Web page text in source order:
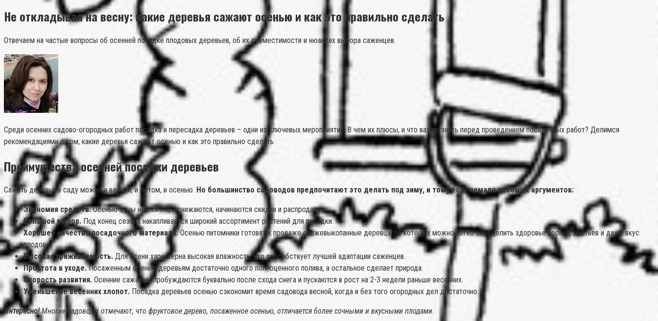
Не откладывая на весну: какие деревья сажают осенью и как это правильно сделать
Отвечаем на частые вопросы об осенней посадке плодовых деревьев, об их совместимости и нюансах выбора саженцев.
Среди осенних садово-огородных работ посадка и пересадка деревьев – одни из ключевых мероприятий. В чем их плюсы, и что важно знать перед проведением посадочных работ? Делимся
рекомендациями о том, какие деревья сажают осенью и как это правильно сделать.
Преимущества осенней посадки деревьев
Сажать деревья в саду можно и весной, и летом, и осенью. Но большинство садоводов предпочитают это делать под зиму, и тому есть немало весомых аргументов:
Экономия средств.Осенью цены на саженцы снижаются, начинаются скидки и распродажи.
Большой выбор. Под конец сезона накапливается широкий ассортимент растений для посадки.
Хорошее качество посадочного материала.Осенью питомники готовят к продаже свежевыкопанные деревца, по которых можно легко определить здоровье корней, листьев и даже вкус
плодов.
Высокая приживаемость. Для осени характерна высокая влажность, что способствует лучшей адаптации саженцев.
Простота в уходе.Посаженным осенью деревьям достаточно одного полноценного полива, а остальное сделает природа.
Скорость развития. Осенние саженцы пробуждаются буквально после схода снега и пускаются в рост на 2-3 недели раньше весенних.
Уменьшение весенних хлопот. Посадка деревьев осенью сэкономит время садовода весной, когда и без того огородных дел достаточно.
Интересно! Многие садоводы отмечают, что фруктовое дерево, посаженное осенью, отличается более сочными и вкусными плодами.